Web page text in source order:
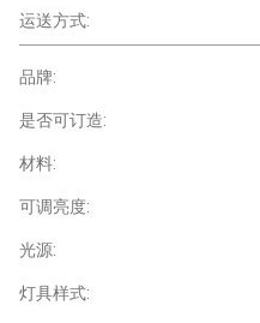
运送方式:
品牌:
是否可订造:
材料:
可调亮度:
光源:
灯具样式: